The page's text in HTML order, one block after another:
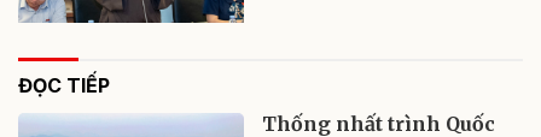
ĐỌC TIẾP
Thống nhất trình Quốc